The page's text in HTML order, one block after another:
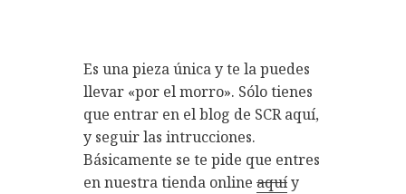
Es una pieza única y te la puedes
llevar «por el morro». Sólo tienes
que entrar en el blog de SCR aquí,
y seguir las intrucciones.
Básicamente se te pide que entres
en nuestra tienda online aquíy